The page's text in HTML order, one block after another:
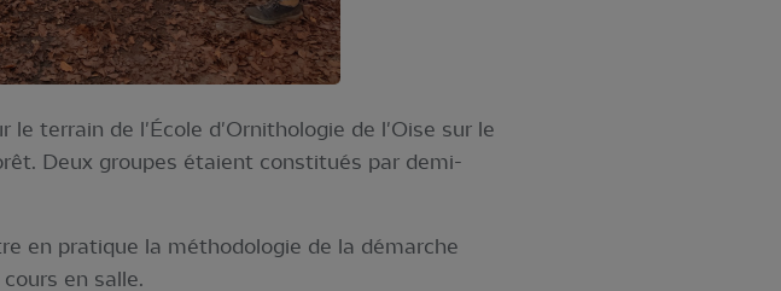
le terrain de l'École d'Ornithologie de l'Oise sur le
Deux groupes étaient constitués par demi-
en pratique la méthodologie de la démarche
en salle.